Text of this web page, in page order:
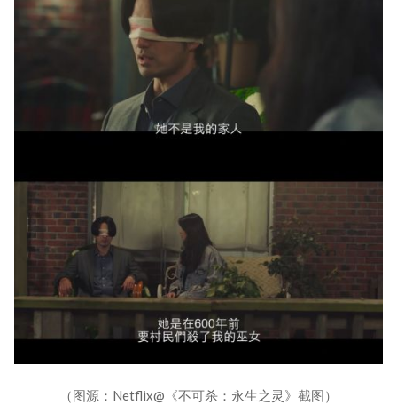
（图源：Netflix@《不可杀：永生之灵》截图）